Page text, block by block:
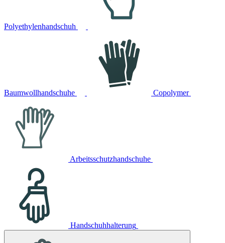
Polyethylenhandschuh
Baumwollhandschuhe Copolymer
Arbeitsschutzhandschuhe
Handschuhhalterung